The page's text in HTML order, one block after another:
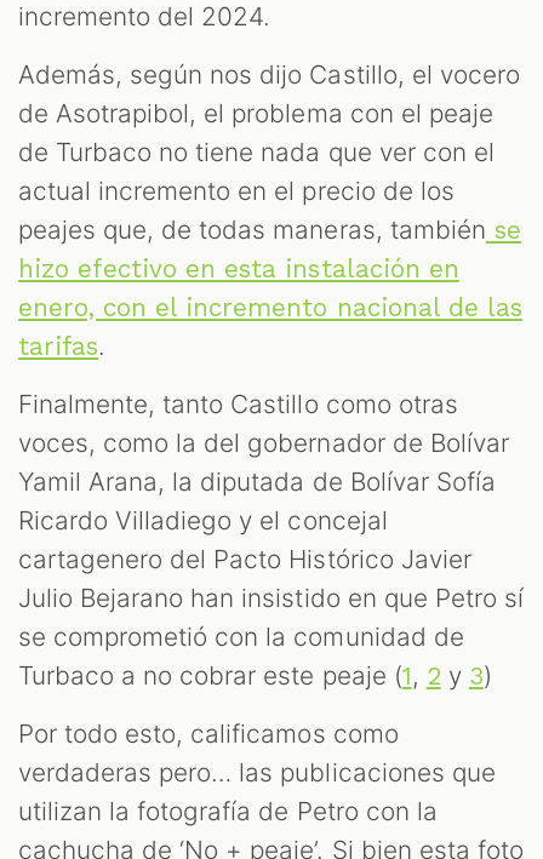
incremento del 2024.
Además, según nos dijo Castillo, el vocero
de Asotrapibol, el problema con el peaje
de Turbaco no tiene nada que ver con el
actual incremento en el precio de los
peajes que, de todas maneras, también se
hizo efectivo en esta instalación en
enero, con el incremento nacional de las
tarifas.
Finalmente, tanto Castillo como otras
voces, como la del gobernador de Bolívar
Yamil Arana, la diputada de Bolívar Sofía
Ricardo Villadiego y el concejal
cartagenero del Pacto Histórico Javier
Julio Bejarano han insistido en que Petro sí
se comprometió con la comunidad de
Turbaco a no cobrar este peaje (1, 2 y 3)
Por todo esto, calificamos como
verdaderas pero… las publicaciones que
utilizan la fotografía de Petro con la
cachucha de ‘No + peaje’. Si bien esta foto